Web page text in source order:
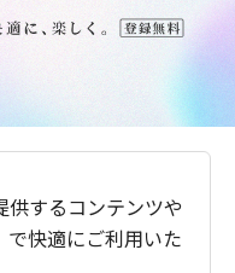
供するコンテンツや
で快適にご利用いた